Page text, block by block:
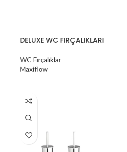
DELUXE WC FIRÇALIKLARI
WC Fırçalıklar
Maxiflow